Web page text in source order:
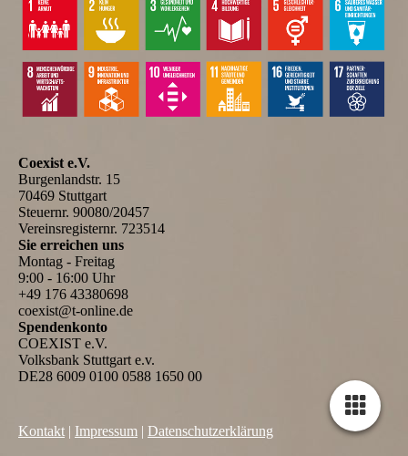
Coexist e.V.
Burgenlandstr. 15
70469 Stuttgart
Steuernr. 90080/20457
Vereinsregisternr. 723514
Sie erreichen uns
Montag - Freitag
9:00 - 16:00 Uhr
+49 176 43380698
coexist@t-online.de
Spendenkonto
COEXIST e.V.
Volksbank Stuttgart e.v.
DE28 6009 0100 0588 1650 00
Kontakt | Impressum | Datenschutzerklärung